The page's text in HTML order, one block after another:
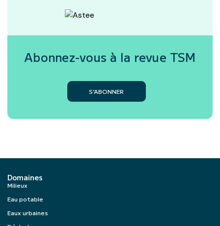
Abonnez-vous à la revue TSM
S’ABONNER
Domaines
Milieux
Eau potable
Eaux urbaines